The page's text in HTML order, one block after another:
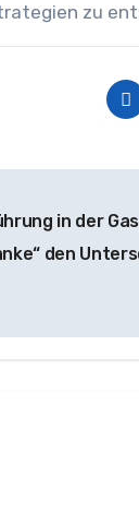
zu
in der
den